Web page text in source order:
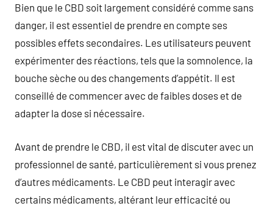
Bien que le CBD soit largement considéré comme sans
danger, il est essentiel de prendre en compte ses
possibles effets secondaires. Les utilisateurs peuvent
expérimenter des réactions, tels que la somnolence, la
bouche sèche ou des changements d’appétit. Il est
conseillé de commencer avec de faibles doses et de
adapter la dose si nécessaire.
Avant de prendre le CBD, il est vital de discuter avec un
professionnel de santé, particulièrement si vous prenez
d’autres médicaments. Le CBD peut interagir avec
certains médicaments, altérant leur efficacité ou